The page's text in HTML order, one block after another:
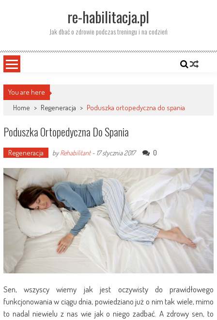
re-habilitacja.pl
Jak dbać o zdrowie podczas treningu i na codzień
You are here
Home > Regeneracja > Poduszka ortopedyczna do spania
Poduszka Ortopedyczna Do Spania
Regeneracja byRehabilitant- 17 stycznia 2017 0
Sen, wszyscy wiemy jak jest oczywisty do prawidłowego
funkcjonowania w ciągu dnia, powiedziano już o nim tak wiele, mimo
to nadal niewielu z nas wie jak o niego zadbać. A zdrowy sen, to